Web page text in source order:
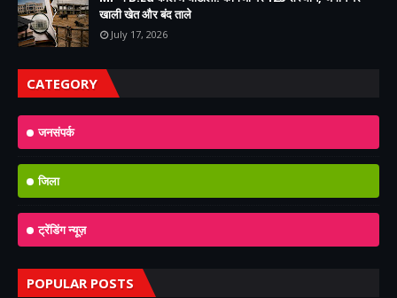
खाली खेत और बंद ताले
July 17, 2026
CATEGORY
जनसंपर्क
जिला
ट्रेंडिंग न्यूज़
POPULAR POSTS